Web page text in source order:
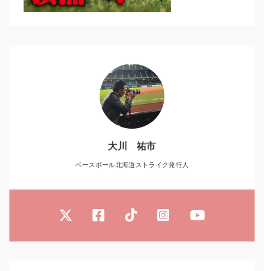
大川 祐市
ベースボール北海道ストライク発行人